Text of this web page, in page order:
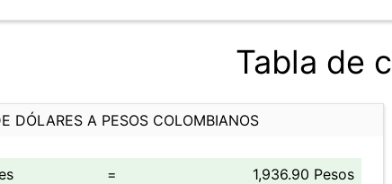
Tabla de
DÓLARES A PESOS COLOMBIANOS
=
1,936.90 Pesos